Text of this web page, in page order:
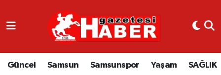
Güncel Samsun Samsunspor Yaşam SAĞLIK
GÜNCEL
SAMSUN